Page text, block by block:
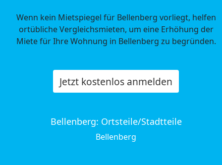
Wenn kein Mietspiegel für Bellenberg vorliegt, helfen
ortübliche Vergleichsmieten, um eine Erhöhung der
Miete für Ihre Wohnung in Bellenberg zu begründen.
Jetzt kostenlos anmelden
Bellenberg: Ortsteile/Stadtteile
Bellenberg